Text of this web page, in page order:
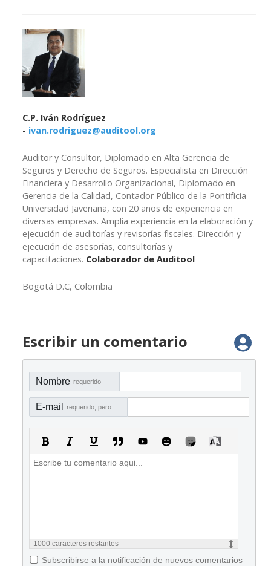
C.P. Iván Rodríguez
- ivan.rodriguez@auditool.org
Auditor y Consultor, Diplomado en Alta Gerencia de
Seguros y Derecho de Seguros. Especialista en Dirección
Financiera y Desarrollo Organizacional, Diplomado en
Gerencia de la Calidad, Contador Público de la Pontificia
Universidad Javeriana, con 20 años de experiencia en
diversas empresas. Amplia experiencia en la elaboración y
ejecución de auditorías y revisorías fiscales. Dirección y
ejecución de asesorías, consultorías y
capacitaciones. Colaborador de Auditool
Bogotá D.C, Colombia
Escribir un comentario
Nombre requerido
E-mail
1000 caracteres restantes
Subscribirse a la notificación de nuevos comentarios